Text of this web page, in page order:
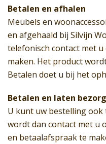
Betalen en afhalen
Meubels en
en afgehaald bij Silvijn
telefonisch contact met
maken. Het product
Betalen doet u bij het
Betalen en laten
U kunt uw bestelling
wordt dan contact met u
en betaalafspraak te